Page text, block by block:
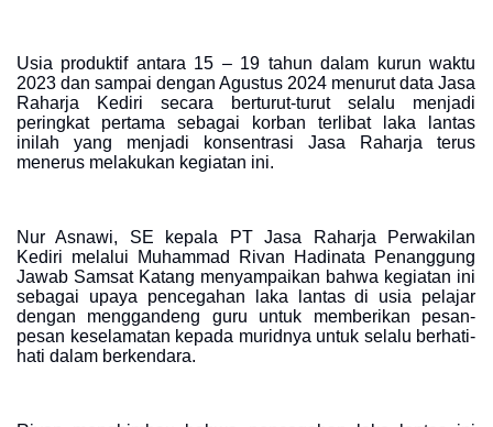
Usia produktif antara 15 – 19 tahun dalam kurun waktu
2023 dan sampai dengan Agustus 2024 menurut data Jasa
Raharja Kediri secara berturut-turut selalu menjadi
peringkat pertama sebagai korban terlibat laka lantas
inilah yang menjadi konsentrasi Jasa Raharja terus
menerus melakukan kegiatan ini.
Nur Asnawi, SE kepala PT Jasa Raharja Perwakilan
Kediri melalui Muhammad Rivan Hadinata Penanggung
Jawab Samsat Katang menyampaikan bahwa kegiatan ini
sebagai upaya pencegahan laka lantas di usia pelajar
dengan menggandeng guru untuk memberikan pesan-
pesan keselamatan kepada muridnya untuk selalu berhati-
hati dalam berkendara.